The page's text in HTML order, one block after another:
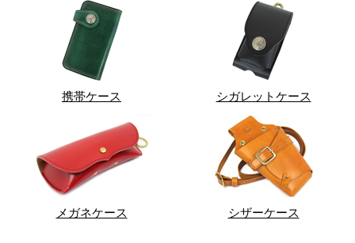
携帯ケース シガレットケース
メガネケース シザーケース